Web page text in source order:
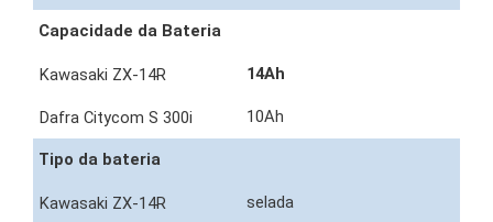
Capacidade da Bateria
14Ah
10Ah
Tipo da bateria
selada